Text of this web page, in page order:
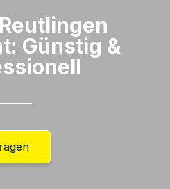
Günstig &